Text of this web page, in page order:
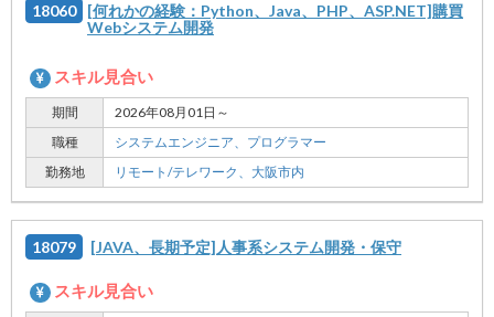
18060
[何れかの経験：Python、Java、PHP、ASP.NET]購買
Webシステム開発
スキル見合い
期間
2026年08月01日～
職種
システムエンジニア、 プログラマー
勤務地
リモート/テレワーク、 大阪市内
18079 [JAVA、長期予定]人事系システム開発・保守
スキル見合い